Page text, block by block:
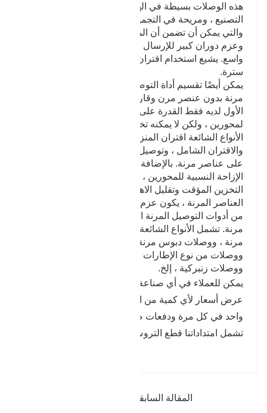
هذه الوصلات بسيطة في الهيكل ، ومنخفضة في تكلفة
التصنيع ، ومريحة في التجميع ، والتفكيك ، والصيانة ،
والتي يمكن أن تضمن أن المحورين لهما مركزية عالية ،
وعزم دوران كبير للإرسال ، ويستخدمان على نطاق
واسع. يشيع استخدام اقتران شفة ، اقتران جلبة وربط
سترة.
يمكن أيضًا تقسيم أداة التوصيل المرنة إلى أدوات توصيل
مرنة بدون عنصر مرن وقارنة مرنة مع عنصر مرن. النوع
الأول لديه فقط القدرة على تعويض الإزاحة النسبية
لمحورين ، ولكن لا يمكنه تخفيف الاهتزاز وتقليله. تشمل
الأنواع الشائعة اقتران المنزلق ، وتوصيلات التروس ،
والاقتران الشامل ، وتوصيل السلسلة ؛ النوع الأخير يحتوي
على عناصر مرنة. بالإضافة إلى القدرة على تعويض
الإزاحة النسبية للمحورين ، فإنه يحتوي أيضًا على وظائف
التخزين المؤقت وتقليل الاهتزاز. ومع ذلك ، نظرًا لقوة
العناصر المرنة ، يكون عزم الدوران المرسل أقل عمومًا
من أدوات التوصيل المرنة التي لا تحتوي على عناصر
مرنة. تشمل الأنواع الشائعة وصلات دبابيس ذات أكمام
مرنة ، ووصلات دبوس مرنة ، ووصلات تخمسية الشكل ،
ووصلات من نوع الإطارات ، ووصلات زنبركية سربنتين ،
ووصلات زنبركية ، إلخ.
يمكن للعملاء في أي صناعة تستخدم المطروقات طلب
عرض أسعار لأي كمية من المطروقات ، من نموذج أولي
واحد في كل مرة ودفعات صغيرة إلى إنتاج كبير الحجم.
تشمل امتداداتنا قطع التروس إلى حجم التروس النهائي.
المقالة السابقة : الهندسة الدائرية الكبيرة والعتاد